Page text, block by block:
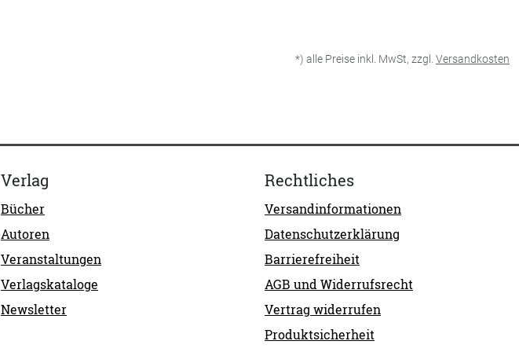
*) alle Preise inkl. MwSt, zzgl. Versandkosten
Verlag
Bücher
Autoren
Veranstaltungen
Verlagskataloge
Newsletter
Rechtliches
Versandinformationen
Datenschutzerklärung
Barrierefreiheit
AGB und Widerrufsrecht
Vertrag widerrufen
Produktsicherheit